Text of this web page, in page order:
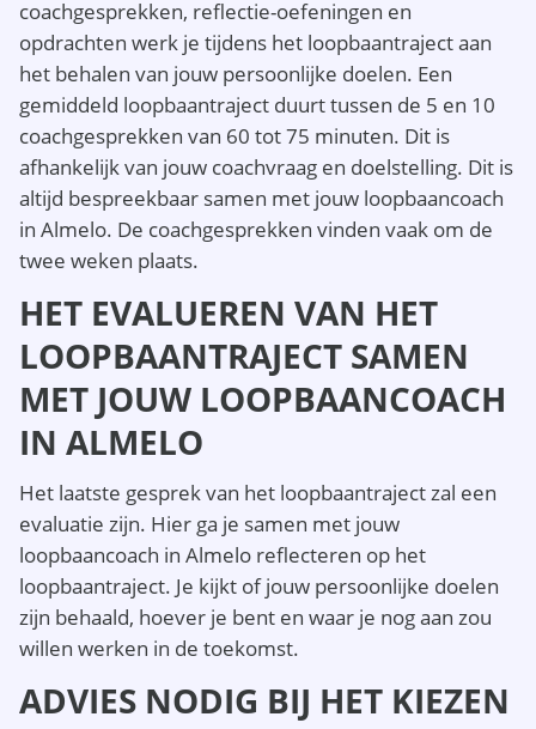
coachgesprekken, reflectie-oefeningen en
opdrachten werk je tijdens het loopbaantraject aan
het behalen van jouw persoonlijke doelen. Een
gemiddeld loopbaantraject duurt tussen de 5 en 10
coachgesprekken van 60 tot 75 minuten. Dit is
afhankelijk van jouw coachvraag en doelstelling. Dit is
altijd bespreekbaar samen met jouw loopbaancoach
in Almelo. De coachgesprekken vinden vaak om de
twee weken plaats.
HET EVALUEREN VAN HET
LOOPBAANTRAJECT SAMEN
MET JOUW LOOPBAANCOACH
IN ALMELO
Het laatste gesprek van het loopbaantraject zal een
evaluatie zijn. Hier ga je samen met jouw
loopbaancoach in Almelo reflecteren op het
loopbaantraject. Je kijkt of jouw persoonlijke doelen
zijn behaald, hoever je bent en waar je nog aan zou
willen werken in de toekomst.
ADVIES NODIG BIJ HET KIEZEN